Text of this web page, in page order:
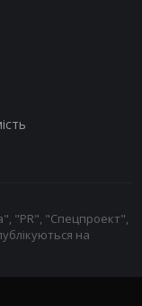
"PR", "Спецпроект",
на